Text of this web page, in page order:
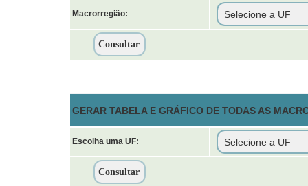
Macrorregião:
GERAR TABELA E GRÁFICO DE TODAS AS
Escolha uma UF: